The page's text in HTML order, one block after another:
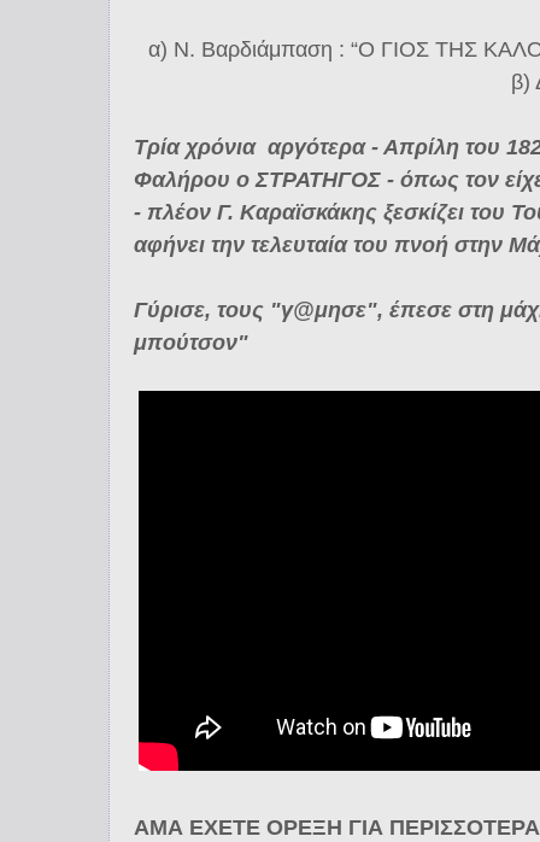
α) Ν. Βαρδιάμπαση : “Ο ΓΙΟΣ ΤΗΣ
β)
Τρία χρόνια αργότερα - Απρίλη του
Φαλήρου ο ΣΤΡΑΤΗΓΟΣ - όπως τον είχε
- πλέον Γ. Καραϊσκάκης ξεσκίζει του
αφήνει την τελευταία του πνοή στην
Γύρισε, τους "γ@μησε", έπεσε στη
μπούτσον"
ΑΜΑ ΕΧΕΤΕ ΟΡΕΞΗ ΓΙΑ